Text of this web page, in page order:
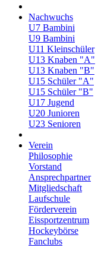
Nachwuchs
U7 Bambini
U9 Bambini
U11 Kleinschüler
U13 Knaben "A"
U13 Knaben "B"
U15 Schüler "A"
U15 Schüler "B"
U17 Jugend
U20 Junioren
U23 Senioren
Verein
Philosophie
Vorstand
Ansprechpartner
Mitgliedschaft
Laufschule
Förderverein
Eissportzentrum
Hockeybörse
Fanclubs